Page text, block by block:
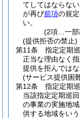
てしてはならない
が再び前項の規
い。
(2項…一部
(提供拒否の禁止)
第11条
指定定期
正当な理由なく
提供を拒んではな
(サービス提供困
第12条
指定定期
当該指定定期巡
の事業の実施地域
供する地域をい